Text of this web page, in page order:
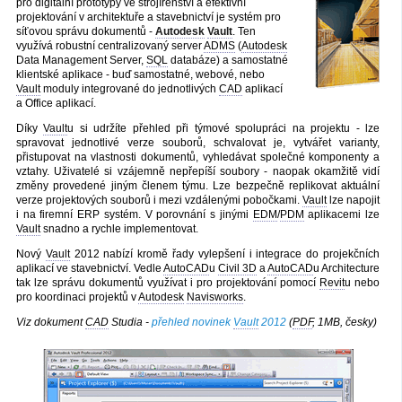
pro digitální prototypy ve strojírenství a efektivní
projektování v architektuře a stavebnictví je systém pro
síťovou správu dokumentů - Autodesk Vault. Ten
využívá robustní centralizovaný serverADMS (Autodesk
Data Management Server, SQL databáze) a samostatné
klientské aplikace - buď samostatné, webové, nebo
Vaultmoduly integrované do jednotlivých CAD aplikací
a Office aplikací.
DíkyVaultu si udržíte přehled při týmové spolupráci na projektu - lze
spravovat jednotlivé verze souborů, schvalovat je, vytvářet varianty,
přistupovat na vlastnosti dokumentů, vyhledávat společné komponenty a
vztahy. Uživatelé si vzájemně nepřepíší soubory - naopak okamžitě vidí
změny provedené jiným členem týmu. Lze bezpečně replikovat aktuální
verze projektových souborů i mezi vzdálenými pobočkami. Vaultlze napojit
i na firemní ERP systém. V porovnání s jinými EDM/PDM aplikacemi lze
Vaultsnadno a rychle implementovat.
Nový Vault2012 nabízí kromě řady vylepšení i integrace do projekčních
aplikací ve stavebnictví. Vedle AutoCADu Civil 3D aAutoCADu Architecture
tak lze správu dokumentů využívat i pro projektování pomocí Revitu nebo
pro koordinaci projektů vAutodesk Navisworks.
Viz dokumentCAD Studia - přehled novinek Vault2012 (PDF, 1MB, česky)